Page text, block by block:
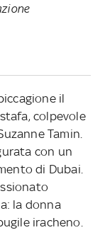
il
colpevole
Tamin.
con un
di Dubai.
la donna
iracheno.